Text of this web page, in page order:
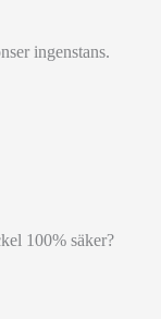
ingenstans.
100% säker?